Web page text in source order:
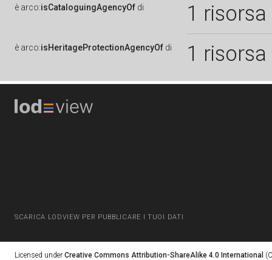
è arco:isCataloguingAgencyOf di 1 risorsa
è arco:isHeritageProtectionAgencyOf di 1 risorsa
SCARICA LODVIEW PER PUBBLICARE I TUOI DATI
Licensed under Creative Commons Attribution-ShareAlike 4.0 International